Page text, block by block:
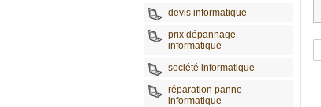
devis informatique
prix dépannage
informatique
société informatique
réparation panne
informatique